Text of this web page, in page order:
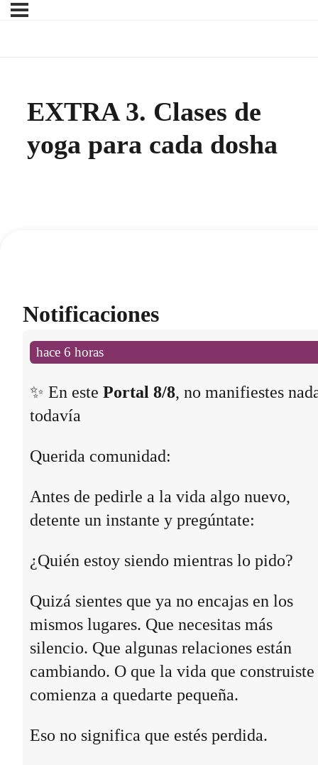
EXTRA 3. Clases de
yoga para cada dosha
Notificaciones
hace 6 horas
✨ En este Portal 8/8, no manifiestes
todavía
Querida comunidad:
Antes de pedirle a la vida algo nuevo,
detente un instante y pregúntate:
¿Quién estoy siendo mientras lo pido?
Quizá sientes que ya no encajas en los
mismos lugares. Que necesitas más
silencio. Que algunas relaciones están
cambiando. O que la vida que construiste
comienza a quedarte pequeña.
Eso no significa que estés perdida.